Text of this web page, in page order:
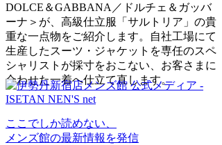
DOLCE＆GABBANA／ドルチェ＆ガッバ
ーナ＞が、高級仕立服「サルトリア」の貴
重な一点物をご紹介します。自社工場にて
生産したスーツ・ジャケットを専任のスペ
シャリストが採寸をおこない、お客さまに
合わせた一着へ仕立て直します。
ここでしか読めない、
メンズ館の最新情報を発信